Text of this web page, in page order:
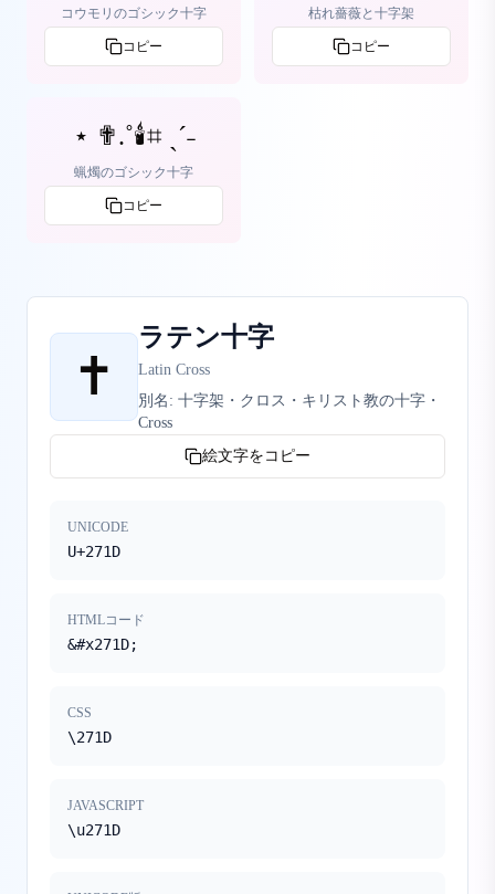
コウモリのゴシック十字
コピー
枯れ薔薇と十字架
コピー
⋆ ✟.˚🕯️⌗ ˎˊ˗
蝋燭のゴシック十字
コピー
✝️
ラテン十字
Latin Cross
別名: 十字架・クロス・キリスト教の十字・
Cross
絵文字をコピー
UNICODE
U+271D
HTMLコード
&#x271D;
CSS
\271D
JAVASCRIPT
\u271D